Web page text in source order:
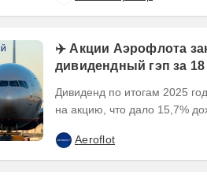
✈️ Акции Аэрофлота
дивидендный гэп за 18
Дивиденд по итогам 2025
на акцию, что дало 15,7%
2026 года перед...
Aeroflot